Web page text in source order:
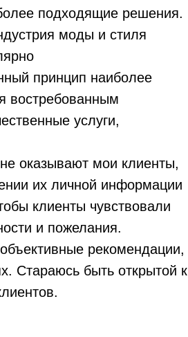
подходящие решения.
моды и стиля
принцип наиболее
востребованным
услуги,
оказывают мои клиенты,
их личной информации
клиенты чувствовали
и пожелания.
рекомендации,
Стараюсь быть открытой к